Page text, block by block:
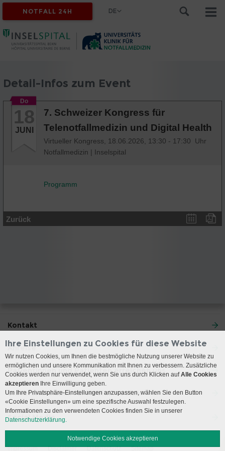
NOTFALL 24H DE
Detail-Infos zum Event
Do
18
JUNI
7. Schweizer Kongress für
Telenotfallmedizin und Digital Health
Virtueller Kongress,
18.06.2026, 13:30 - 17:30 Uhr
Notfallmedizin | Inselspital
Programm
Zurück
Kontakt
Anreise
Patientinnen und Patienten erreichen uns
Universitätsklinik für Notfallmedizin
Social Media
Impressum Disclaimer Datenschutz Sitemap
Ihre Einstellungen zu Cookies für diese Website
Wir nutzen Cookies, um Ihnen die bestmögliche Nutzung unserer Website zu
ermöglichen und unsere Kommunikation mit Ihnen zu verbessern. Zusätzliche
Cookies werden nur verwendet, wenn Sie uns durch Klicken aufAlle Cookies
akzeptieren Ihre Einwilligung geben.
Um Ihre Privatsphäre-Einstellungen anzupassen, wählen Sie den Button
«Cookie Einstellungen» um eine spezifische Auswahl festzulegen.
Informationen zu den verwendeten Cookies finden Sie in unserer
Datenschutzerklärung.
Notwendige Cookies akzeptieren